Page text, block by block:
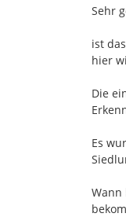
Sehr
ist
hier
Die
Es
Wann